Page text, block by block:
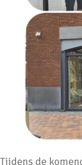
Tijdens de